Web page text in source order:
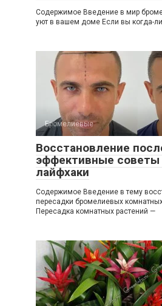
Содержимое Введение в мир
уют в вашем доме Если вы когда-
Бромелиевые
Восстановление
эффективные советы
лайфхаки
Содержимое Введение в тему
пересадки бромелиевых
Пересадка комнатных растений —